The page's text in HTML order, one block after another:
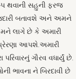
થવાની સહુની ફરજ
બતાવશે અને અમને
લાગે છે કે અમારી
આપશે.અમારી
ગૌરવ વધાર્યું છે.
ભાવના ને બિરદાવી છે